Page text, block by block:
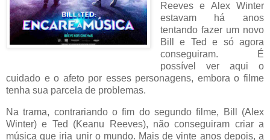
Reeves e Alex Winter
estavam há anos
tentando fazer um novo
Bill e Ted e só agora
conseguiram. É
possível ver aqui o
cuidado e o afeto por esses personagens, embora o filme
tenha sua parcela de problemas.
Na trama, contrariando o fim do segundo filme, Bill (Alex
Winter) e Ted (Keanu Reeves), não conseguiram criar a
música que iria unir o mundo. Mais de vinte anos depois, a